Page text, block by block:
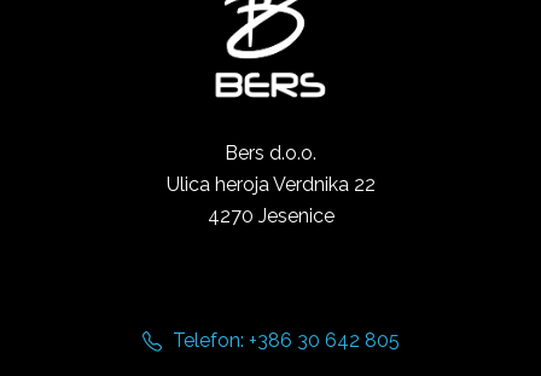
Bers d.o.o.
Ulica heroja Verdnika 22
4270 Jesenice
Telefon: +386 30 642 805